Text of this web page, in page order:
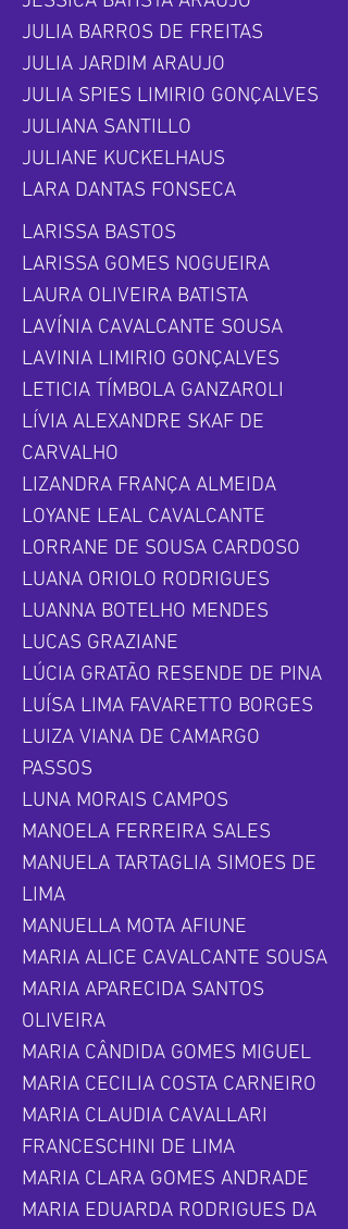
JULIA BARROS DE FREITAS
JULIA JARDIM ARAUJO
JULIA SPIES LIMIRIO GONÇALVES
JULIANA SANTILLO
JULIANE KUCKELHAUS
LARA DANTAS FONSECA
LARISSA BASTOS
LARISSA GOMES NOGUEIRA
LAURA OLIVEIRA BATISTA
LAVÍNIA CAVALCANTE SOUSA
LAVINIA LIMIRIO GONÇALVES
LETICIA TÍMBOLA GANZAROLI
LÍVIA ALEXANDRE SKAF DE
CARVALHO
LIZANDRA FRANÇA ALMEIDA
LOYANE LEAL CAVALCANTE
LORRANE DE SOUSA CARDOSO
LUANA ORIOLO RODRIGUES
LUANNA BOTELHO MENDES
LUCAS GRAZIANE
LÚCIA GRATÃO RESENDE DE PINA
LUÍSA LIMA FAVARETTO BORGES
LUIZA VIANA DE CAMARGO
PASSOS
LUNA MORAIS CAMPOS
MANOELA FERREIRA SALES
MANUELA TARTAGLIA SIMOES DE
LIMA
MANUELLA MOTA AFIUNE
MARIA ALICE CAVALCANTE SOUSA
MARIA APARECIDA SANTOS
OLIVEIRA
MARIA CÂNDIDA GOMES MIGUEL
MARIA CECILIA COSTA CARNEIRO
MARIA CLAUDIA CAVALLARI
FRANCESCHINI DE LIMA
MARIA CLARA GOMES ANDRADE
MARIA EDUARDA RODRIGUES DA